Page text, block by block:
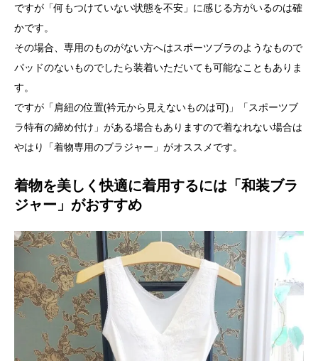
ですが「何もつけていない状態を不安」に感じる方がいるのは確
かです。
その場合、専用のものがない方へはスポーツブラのようなもので
パッドのないものでしたら装着いただいても可能なこともありま
す。
ですが「肩紐の位置(衿元から見えないものは可)」「スポーツブ
ラ特有の締め付け」がある場合もありますので着なれない場合は
やはり「着物専用のブラジャー」がオススメです。
着物を美しく快適に着用するには「和装ブラ
ジャー」がおすすめ